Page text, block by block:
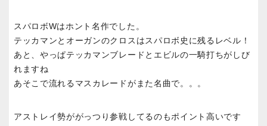
スパロボWはホント名作でした。
テッカマンとオーガンのクロスはスパロボ史に残るレベル！
あと、やっぱテッカマンブレードとエビルの一騎打ちがしび
れますね
あそこで流れるマスカレードがまた名曲で。。。
アストレイ勢ががっつり参戦してるのもポイント高いです